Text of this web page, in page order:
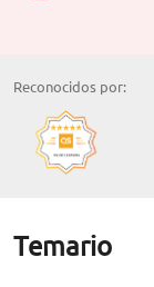
Reconocidos por:
Temario